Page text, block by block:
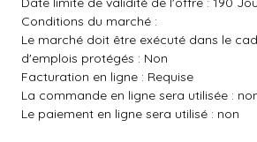
Conditions du marché :
Le marché doit être exécuté dans le
d'emplois protégés : Non
Facturation en ligne : Requise
La commande en ligne sera utilisée :
Le paiement en ligne sera utilisé : non